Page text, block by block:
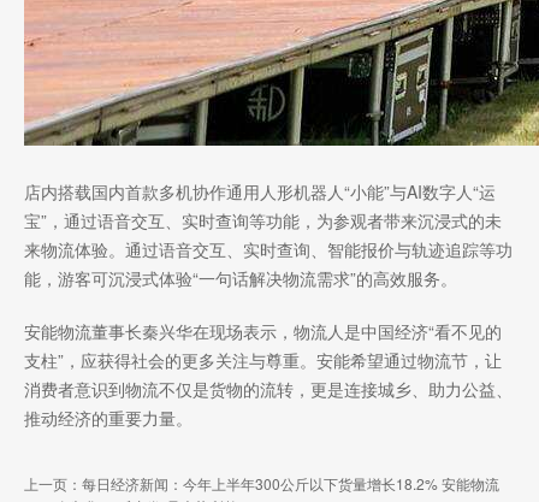
店内搭载国内首款多机协作通用人形机器人“小能”与AI数字人“运
宝”，通过语音交互、实时查询等功能，为参观者带来沉浸式的未
来物流体验。通过语音交互、实时查询、智能报价与轨迹追踪等功
能，游客可沉浸式体验“一句话解决物流需求”的高效服务。
安能物流董事长秦兴华在现场表示，物流人是中国经济“看不见的
支柱”，应获得社会的更多关注与尊重。安能希望通过物流节，让
消费者意识到物流不仅是货物的流转，更是连接城乡、助力公益、
推动经济的重要力量。
上一页：每日经济新闻：今年上半年300公斤以下货量增长18.2% 安能物流